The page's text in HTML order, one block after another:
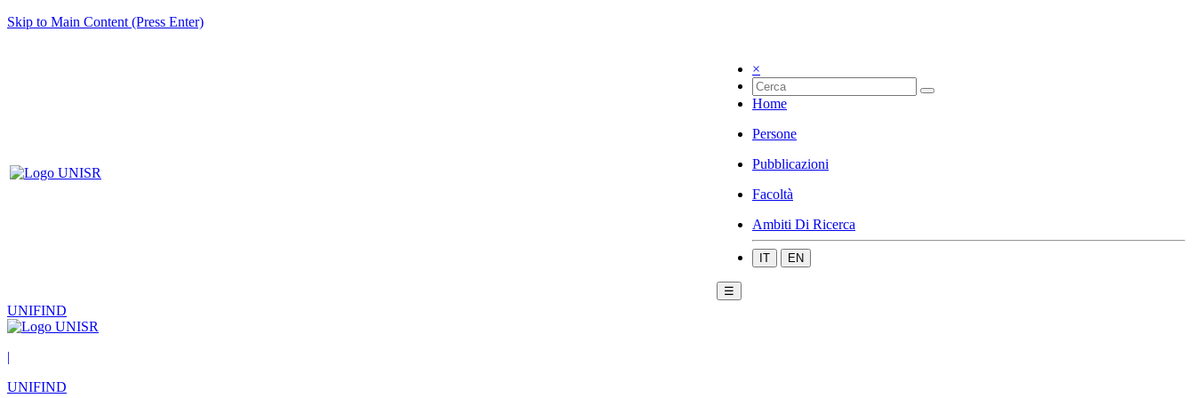
Skip to Main Content (Press Enter)
×
Home
Persone
Pubblicazioni
Facoltà
Ambiti Di Ricerca
IT EN
☰
UNIFIND
|
UNIFIND